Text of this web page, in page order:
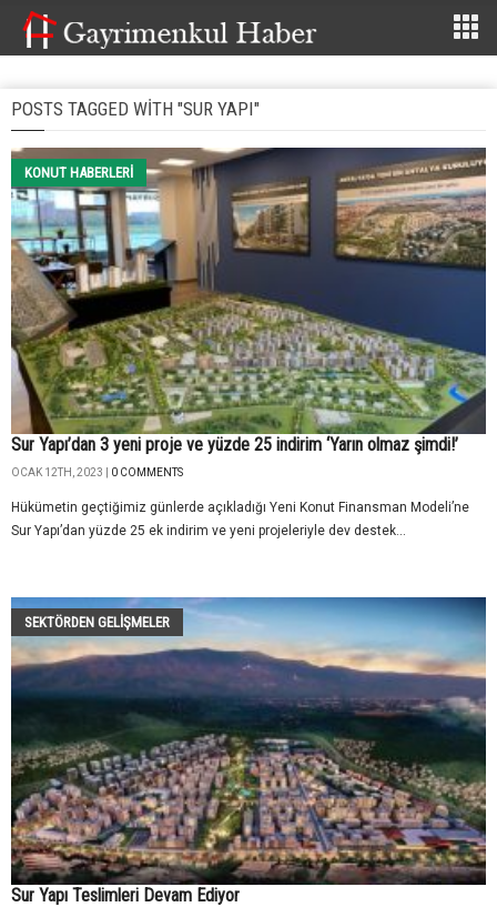
POSTS TAGGED WITH "SUR YAPI"
KONUT HABERLERI
Sur Yapı’dan 3 yeni proje ve yüzde 25 indirim ‘Yarın olmaz şimdi!’
OCAK 12TH, 2023 | 0 COMMENTS
Hükümetin geçtiğimiz günlerde açıkladığı Yeni Konut Finansman Modeli’ne
Sur Yapı’dan yüzde 25 ek indirim ve yeni projeleriyle dev destek...
SEKTÖRDEN GELIŞMELER
Sur Yapı Teslimleri Devam Ediyor